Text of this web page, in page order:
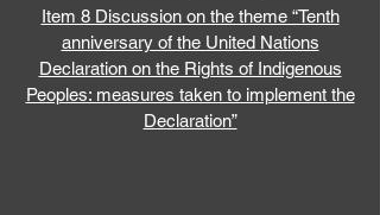
Item 8 Discussion on the theme “Tenth
anniversary of the United Nations
Declaration on the Rights of Indigenous
Peoples: measures taken to implement the
Declaration”